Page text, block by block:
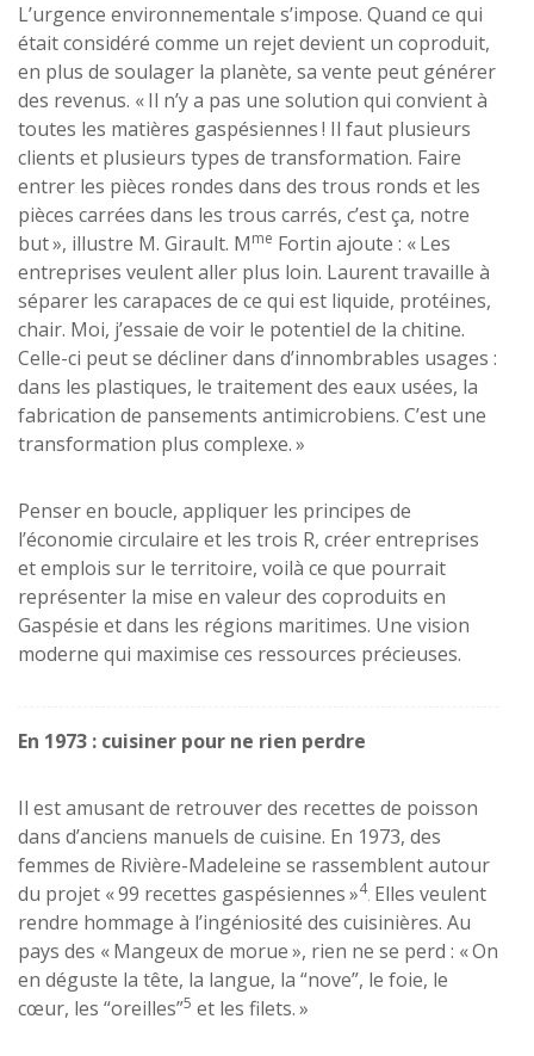
L’urgence environnementale s’impose. Quand ce qui
était considéré comme un rejet devient un coproduit,
en plus de soulager la planète, sa vente peut générer
des revenus. « Il n’y a pas une solution qui convient à
toutes les matières gaspésiennes ! Il faut plusieurs
clients et plusieurs types de transformation. Faire
entrer les pièces rondes dans des trous ronds et les
pièces carrées dans les trous carrés, c’est ça, notre
but », illustre M. Girault. Mme Fortin ajoute : « Les
entreprises veulent aller plus loin. Laurent travaille à
séparer les carapaces de ce qui est liquide, protéines,
chair. Moi, j’essaie de voir le potentiel de la chitine.
Celle-ci peut se décliner dans d’innombrables usages :
dans les plastiques, le traitement des eaux usées, la
fabrication de pansements antimicrobiens. C’est une
transformation plus complexe. »
Penser en boucle, appliquer les principes de
l’économie circulaire et les trois R, créer entreprises
et emplois sur le territoire, voilà ce que pourrait
représenter la mise en valeur des coproduits en
Gaspésie et dans les régions maritimes. Une vision
moderne qui maximise ces ressources précieuses.
En 1973 : cuisiner pour ne rien perdre
Il est amusant de retrouver des recettes de poisson
dans d’anciens manuels de cuisine. En 1973, des
femmes de Rivière-Madeleine se rassemblent autour
du projet « 99 recettes gaspésiennes »4. Elles veulent
rendre hommage à l’ingéniosité des cuisinières. Au
pays des « Mangeux de morue », rien ne se perd : « On
en déguste la tête, la langue, la “nove”, le foie, le
cœur, les “oreilles”5 et les filets. »